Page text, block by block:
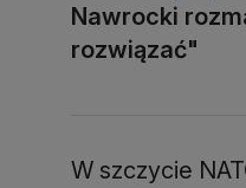
Nawrocki
rozwiązać"
W szczycie